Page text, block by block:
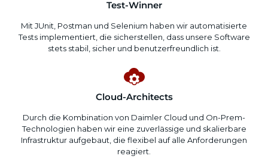
Test-Winner
Mit JUnit, Postman und Selenium haben wir automatisierte
Tests implementiert, die sicherstellen, dass unsere Software
stets stabil, sicher und benutzerfreundlich ist.
Cloud-Architects
Durch die Kombination von Daimler Cloud und On-Prem-
Technologien haben wir eine zuverlässige und skalierbare
Infrastruktur aufgebaut, die flexibel auf alle Anforderungen
reagiert.